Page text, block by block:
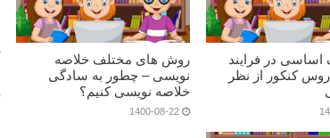
اساسی در فرایند
کنکور از نظر
روش های مختلف خلاصه
نویسی – چطور به سادگی
خلاصه نویسی کنیم؟
1400-08-22